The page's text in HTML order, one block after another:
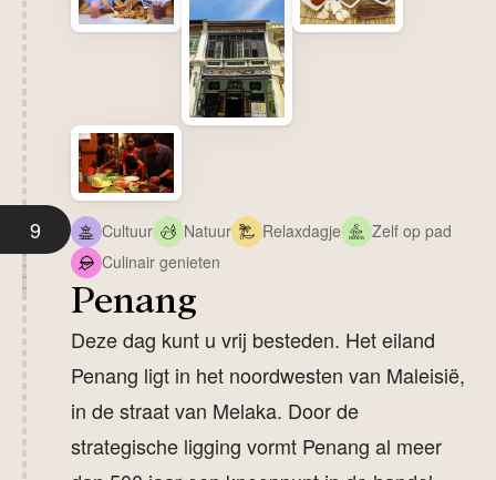
9 Cultuur Natuur Relaxdagje
Zelf op pad
Culinair genieten
Penang
Deze dag kunt u vrij besteden. Het eiland
Penang ligt in het noordwesten van Maleisië,
in de straat van Melaka. Door de
strategische ligging vormt Penang al meer